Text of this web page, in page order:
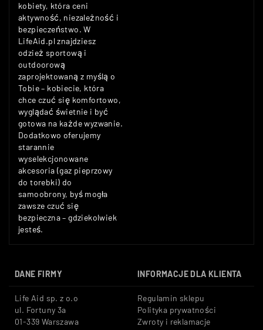
kobiety, która ceni
aktywność, niezależność i
bezpieczeństwo. W
LifeAid.pl znajdziesz
odzież sportową i
outdoorową
zaprojektowaną z myślą o
Tobie – kobiecie, która
chce czuć się komfortowo,
wyglądać świetnie i być
gotowa na każde wyzwanie.
Dodatkowo oferujemy
starannie
wyselekcjonowane
akcesoria (gaz pieprzowy
do torebki) do
samoobrony, byś mogła
zawsze czuć się
bezpieczna – gdziekolwiek
jesteś.
DANE FIRMY INFORMACJE DLA KLIENTA
Life Aid sp. z o.o
ul. Fortuny 3a
01-339 Warszawa
Regulamin sklepu
Polityka prywatności
Zwroty i reklamacje